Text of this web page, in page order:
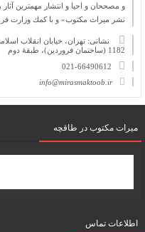
و مصححان و احیا و انتشار مهمترین
نشر میراث مكتوب» و با كمك وزارت
نشانی: تهران، خیابان انقلاب
1182 (ساختمان فروردین)، طبقۀ دوم
021-66490612
info@mirasmaktoob.ir
میرات مکتوب در طاقچه
اطلاعات تماس